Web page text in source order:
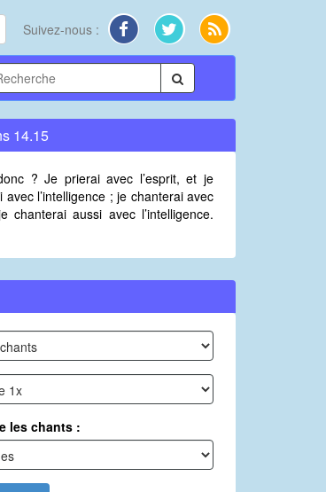
Suivez-nous :
14.15
? Je prierai avec l’esprit, et je
avec l’intelligence ; je chanterai avec
chanterai aussi avec l’intelligence.
les chants :